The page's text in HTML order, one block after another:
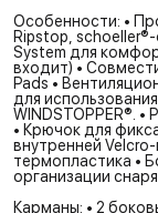
Особенности: •
Ripstop,
System для
входит) •
Pads •
для
WINDSTOPPER®.
• Крючок для
внутренней
термопластика •
организации
Карманы: • 2